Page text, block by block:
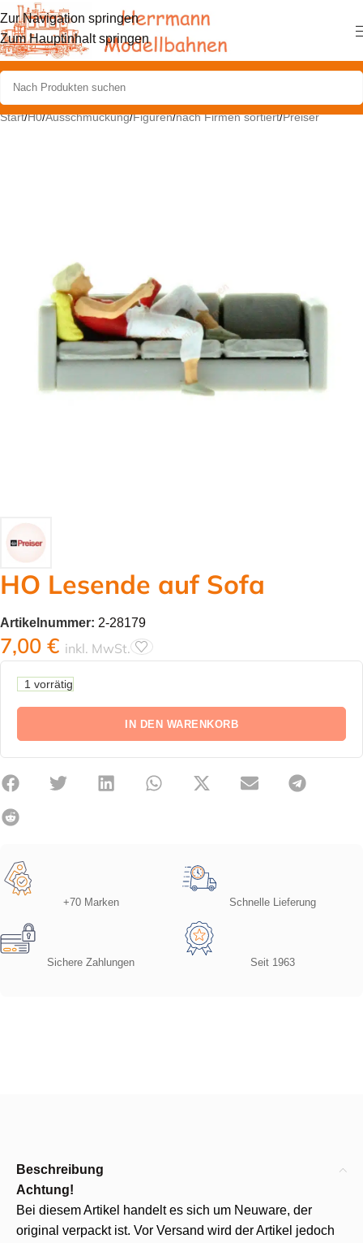
Zur Navigation springen
Zum Hauptinhalt springen
Start/H0/Ausschmückung/Figuren/nach Firmen sortiert/Preiser
HO Lesende auf Sofa
Artikelnummer: 2-28179
7,00 € inkl. MwSt.
1 vorrätig
IN DEN WARENKORB
+70 Marken Schnelle Lieferung
Sichere Zahlungen Seit 1963
Beschreibung
Achtung!
Bei diesem Artikel handelt es sich um Neuware, der
original verpackt ist. Vor Versand wird der Artikel jedoch